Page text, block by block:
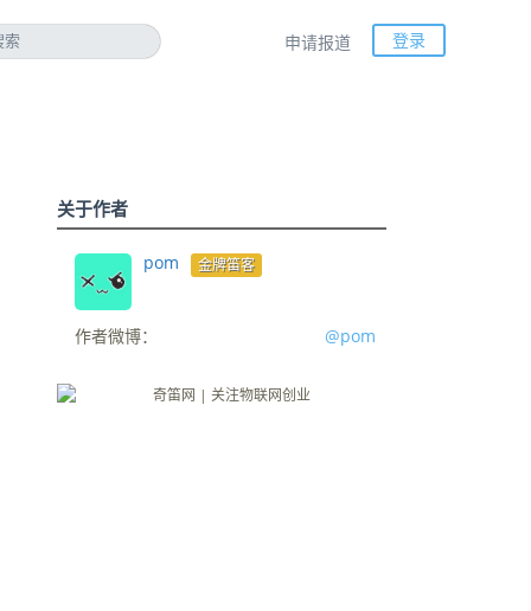
申请报道 登录
关于作者
pom 金牌笛客
作者微博： @pom